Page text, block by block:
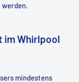
im Whirlpool
mindestens